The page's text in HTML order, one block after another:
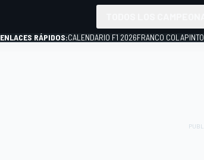
ENLACES RÁPIDOS:CALENDARIO F1 2026FRANCO COLAPINTO